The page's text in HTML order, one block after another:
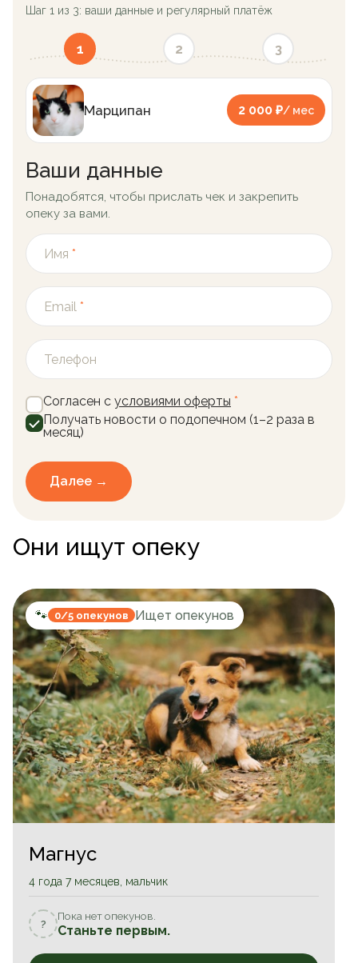
Шаг 1 из 3: ваши данные и регулярный платёж
1 2 3
Марципан 2 000 ₽/ мес
Ваши данные
Понадобятся, чтобы прислать чек и закрепить
опеку за вами.
Имя *
Email *
Телефон
Согласен с условиями оферты *
Получать новости о подопечном (1–2 раза в
месяц)
Далее →
Они ищут опеку
🐾 0/5 опекунов Ищет опекунов
Магнус
4 года 7 месяцев, мальчик
?
Пока нет опекунов.
Станьте первым.